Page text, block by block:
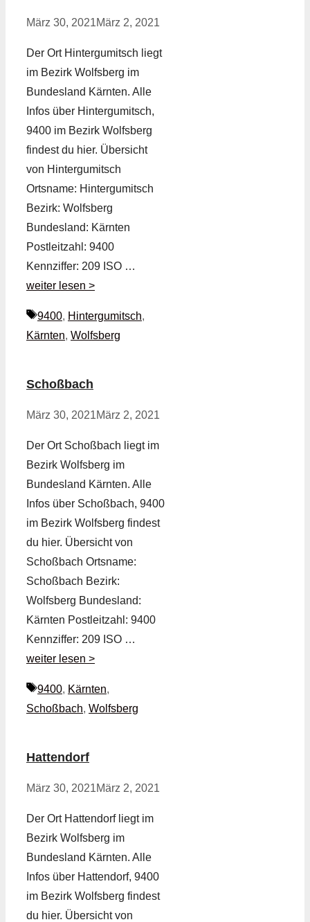
März 30, 2021März 2, 2021
Der Ort Hintergumitsch liegt
im Bezirk Wolfsberg im
Bundesland Kärnten. Alle
Infos über Hintergumitsch,
9400 im Bezirk Wolfsberg
findest du hier. Übersicht
von Hintergumitsch
Ortsname: Hintergumitsch
Bezirk: Wolfsberg
Bundesland: Kärnten
Postleitzahl: 9400
Kennziffer: 209 ISO …
weiter lesen >
Schlagwörter
9400, Hintergumitsch,
Kärnten, Wolfsberg
Schoßbach
März 30, 2021März 2, 2021
Der Ort Schoßbach liegt im
Bezirk Wolfsberg im
Bundesland Kärnten. Alle
Infos über Schoßbach, 9400
im Bezirk Wolfsberg findest
du hier. Übersicht von
Schoßbach Ortsname:
Schoßbach Bezirk:
Wolfsberg Bundesland:
Kärnten Postleitzahl: 9400
Kennziffer: 209 ISO …
weiter lesen >
Schlagwörter
9400, Kärnten,
Schoßbach, Wolfsberg
Hattendorf
März 30, 2021März 2, 2021
Der Ort Hattendorf liegt im
Bezirk Wolfsberg im
Bundesland Kärnten. Alle
Infos über Hattendorf, 9400
im Bezirk Wolfsberg findest
du hier. Übersicht von